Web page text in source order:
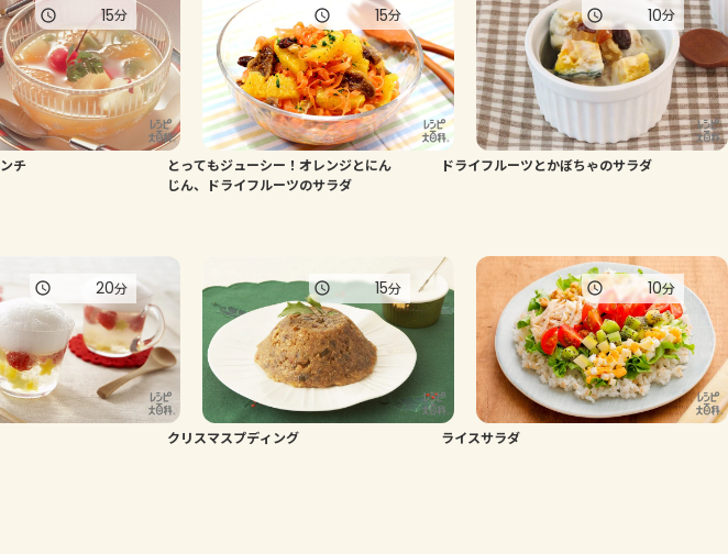
AJINOMOTO PARK とは
チ
15分
とってもジューシー！オレンジとにん
じん、ドライフルーツのサラダ
15分
ドライフルーツとかぼちゃのサラダ
10分
20分
クリスマスプディング
15分
ライスサラダ
10分